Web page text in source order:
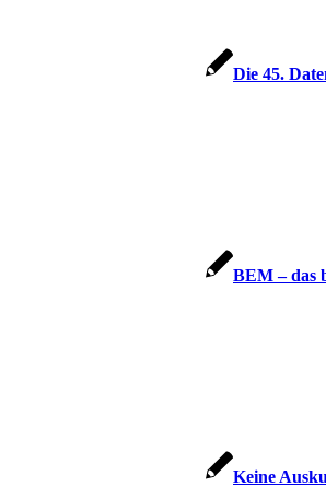
Die 45.
BEM – das
Keine